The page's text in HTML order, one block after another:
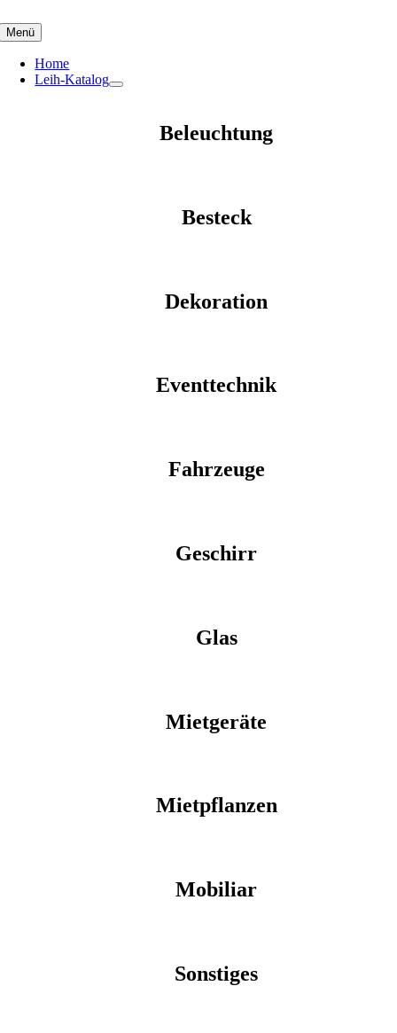
to
content
Menü
Home
Leih-Katalog
Beleuchtung
Besteck
Dekoration
Eventtechnik
Fahrzeuge
Geschirr
Glas
Mietgeräte
Mietpflanzen
Mobiliar
Sonstiges